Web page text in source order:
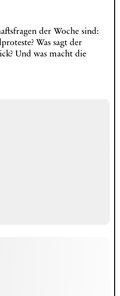
der Woche sind:
Was sagt der
Und was macht die